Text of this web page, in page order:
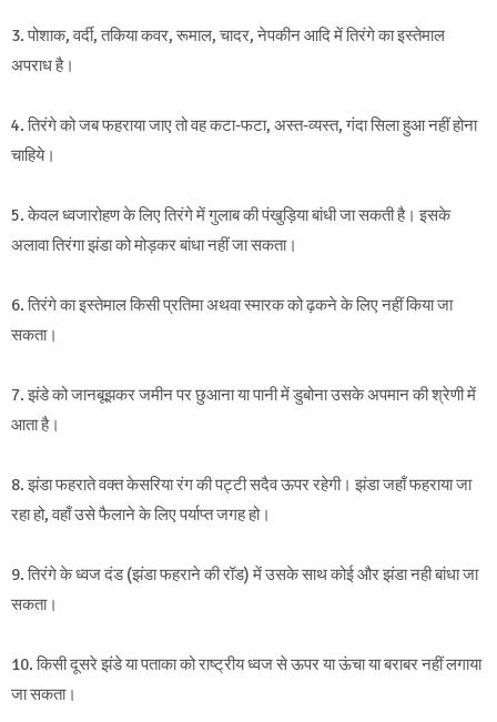
3. पोशाक, वर्दी, तकिया कवर, रूमाल, चादर, नेपकीन आदि में तिरंगे का इस्तेमाल
अपराध है।
4. तिरंगे को जब फहराया जाए तो वह कटा-फटा, अस्त-व्यस्त, गंदा सिला हुआ नहीं होना
चाहिये।
5. केवल ध्वजारोहण के लिए तिरंगे में गुलाब की पंखुड़िया बांधी जा सकती है। इसके
अलावा तिरंगा झंडा को मोड़कर बांधा नहीं जा सकता।
6. तिरंगे का इस्तेमाल किसी प्रतिमा अथवा स्मारक को ढ़कने के लिए नहीं किया जा
सकता।
7. झंडे को जानबूझकर जमीन पर छुआना या पानी में डुबोना उसके अपमान की श्रेणी में
आता है।
8. झंडा फहराते वक्त केसरिया रंग की पट्टी सदैव ऊपर रहेगी। झंडा जहाँ फहराया जा
रहा हो, वहाँ उसे फैलाने के लिए पर्याप्त जगह हो।
9. तिरंगे के ध्वज दंड (झंडा फहराने की रॉड) में उसके साथ कोई और झंडा नही बांधा जा
सकता।
10. किसी दूसरे झंडे या पताका को राष्ट्रीय ध्वज से ऊपर या ऊंचा या बराबर नहीं लगाया
जा सकता।